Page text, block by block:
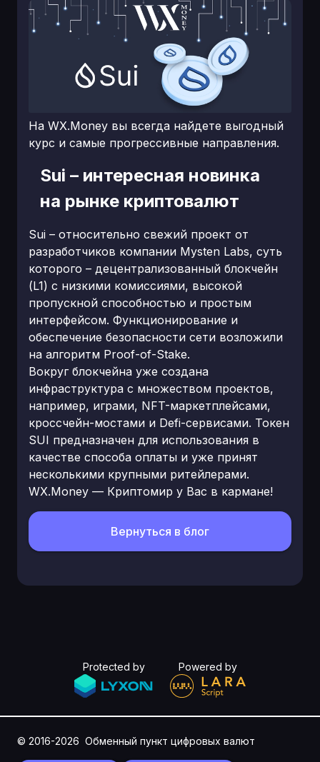
На WX.Money вы всегда найдете выгодный
курс и самые прогрессивные направления.
Sui – интересная новинка
на рынке криптовалют
Sui – относительно свежий проект от
разработчиков компании Mysten Labs, суть
которого – децентрализованный блокчейн
(L1) с низкими комиссиями, высокой
пропускной способностью и простым
интерфейсом. Функционирование и
обеспечение безопасности сети возложили
на алгоритм Proof-of-Stake.
Вокруг блокчейна уже создана
инфраструктура с множеством проектов,
например, играми, NFT-маркетплейсами,
кроссчейн-мостами и Defi-сервисами. Токен
SUI предназначен для использования в
качестве способа оплаты и уже принят
несколькими крупными ритейлерами.
WX.Money — Криптомир у Вас в кармане!
Вернуться в блог
Protected by Powered by
© 2016-2026 Обменный пункт цифровых валют